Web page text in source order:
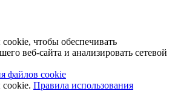
чтобы обеспечивать
веб-сайта и анализировать сетевой
файлов cookie
Правила использования